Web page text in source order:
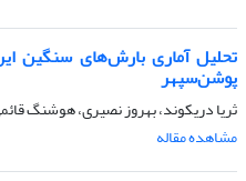
تحلیل آماری بارش‌های سنگین
پوشن‌سپهر
ثریا دریکوند، بهروز نصیری، هوشنگ
مشاهده مقاله